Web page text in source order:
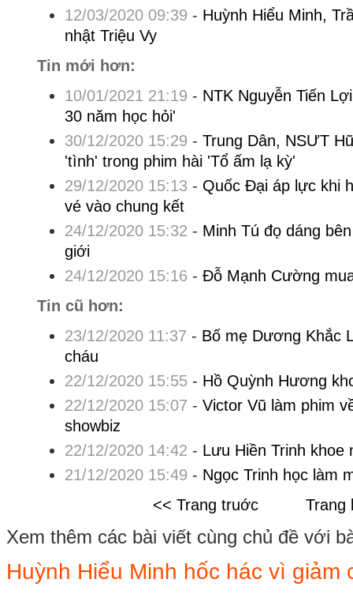
12/03/2020 09:39 - Huỳnh Hiểu Minh,
nhật Triệu Vy
Tin mới hơn:
10/01/2021 21:19 - NTK Nguyễn Tiến
30 năm học hỏi'
30/12/2020 15:29 - Trung Dân, NSƯT
'tình' trong phim hài 'Tổ ấm lạ kỳ'
29/12/2020 15:13 - Quốc Đại áp lực khi
vé vào chung kết
24/12/2020 15:32 - Minh Tú đọ dáng
giới
24/12/2020 15:16 - Đỗ Mạnh Cường
Tin cũ hơn:
23/12/2020 11:37 - Bố mẹ Dương Khắc
cháu
22/12/2020 15:55- Hồ Quỳnh Hương
22/12/2020 15:07 - Victor Vũ làm phim
showbiz
22/12/2020 14:42 - Lưu Hiền Trinh khoe
21/12/2020 15:49 - Ngọc Trinh học làm
<< Trang truớc
Trang
Xem thêm các bài viết cùng chủ đề với
Huỳnh Hiểu Minh hốc hác vì giảm